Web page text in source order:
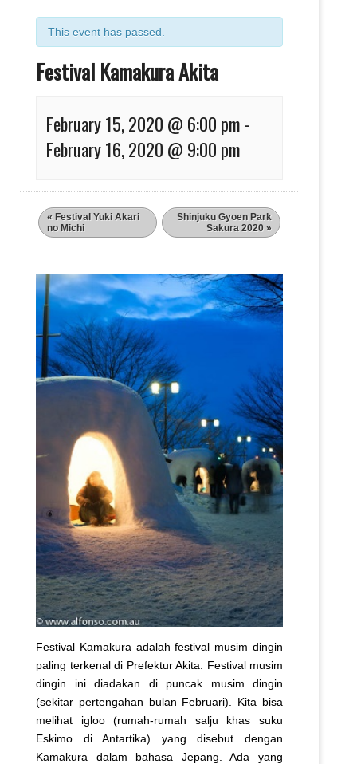
This event has passed.
Festival Kamakura Akita
February 15, 2020 @ 6:00 pm-
February 16, 2020 @ 9:00 pm
« Festival Yuki Akari
no Michi
Shinjuku Gyoen Park
Sakura 2020 »
Festival Kamakura adalah festival musim dingin
paling terkenal di Prefektur Akita. Festival musim
dingin ini diadakan di puncak musim dingin
(sekitar pertengahan bulan Februari). Kita bisa
melihat igloo (rumah-rumah salju khas suku
Eskimo di Antartika) yang disebut dengan
Kamakura dalam bahasa Jepang. Ada yang